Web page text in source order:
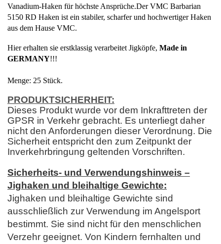
Vanadium-Haken für höchste Ansprüche.Der VMC Barbarian
5150 RD Haken ist ein stabiler, scharfer und hochwertiger Haken
aus dem Hause VMC.
Hier erhalten sie erstklassig verarbeitet Jigköpfe, Made in
GERMANY!!!
Menge: 25 Stück.
PRODUKTSICHERHEIT:
Dieses Produkt wurde vor dem Inkrafttreten der
GPSR in Verkehr gebracht. Es unterliegt daher
nicht den Anforderungen dieser Verordnung. Die
Sicherheit entspricht den zum Zeitpunkt der
Inverkehrbringung geltenden Vorschriften.
Sicherheits- und Verwendungshinweis –
Jighaken und bleihaltige Gewichte:
Jighaken und bleihaltige Gewichte sind
ausschließlich zur Verwendung im Angelsport
bestimmt. Sie sind nicht für den menschlichen
Verzehr geeignet. Von Kindern fernhalten und